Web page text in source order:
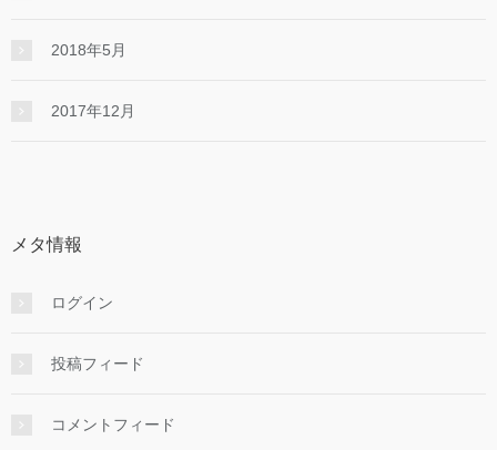
2018年5月
2017年12月
メタ情報
ログイン
投稿フィード
コメントフィード